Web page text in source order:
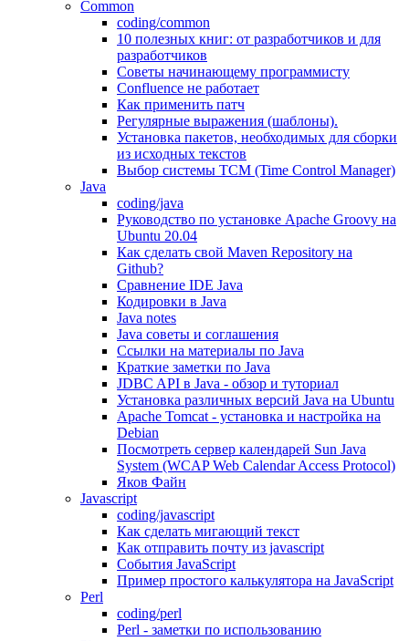
Common
coding/common
10 полезных книг: от разработчиков и для
разработчиков
Советы начинающему программисту
Confluence не работает
Как применить патч
Регулярные выражения (шаблоны).
Установка пакетов, необходимых для сборки
из исходных текстов
Выбор системы TCM (Time Control Manager)
Java
coding/java
Руководство по установке Apache Groovy на
Ubuntu 20.04
Как сделать свой Maven Repository на
Github?
Сравнение IDE Java
Кодировки в Java
Java notes
Java советы и соглашения
Ссылки на материалы по Java
Краткие заметки по Java
JDBC API в Java - обзор и туториал
Установка различных версий Java на Ubuntu
Apache Tomcat - установка и настройка на
Debian
Посмотреть сервер календарей Sun Java
System (WCAP Web Calendar Access Protocol)
Яков Файн
Javascript
coding/javascript
Как сделать мигающий текст
Как отправить почту из javascript
События JavaScript
Пример простого калькулятора на JavaScript
Perl
coding/perl
Perl - заметки по использованию